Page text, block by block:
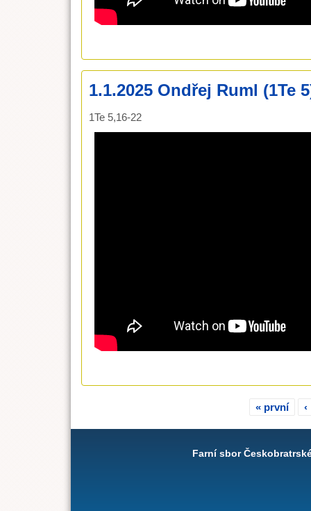
1.1.2025 Ondřej Ruml (1Te
1Te 5,16-22
« první
Farní sbor